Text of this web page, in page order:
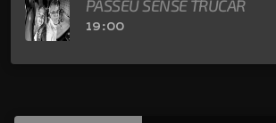
PASSEU SENSE TRUCAR
19:00